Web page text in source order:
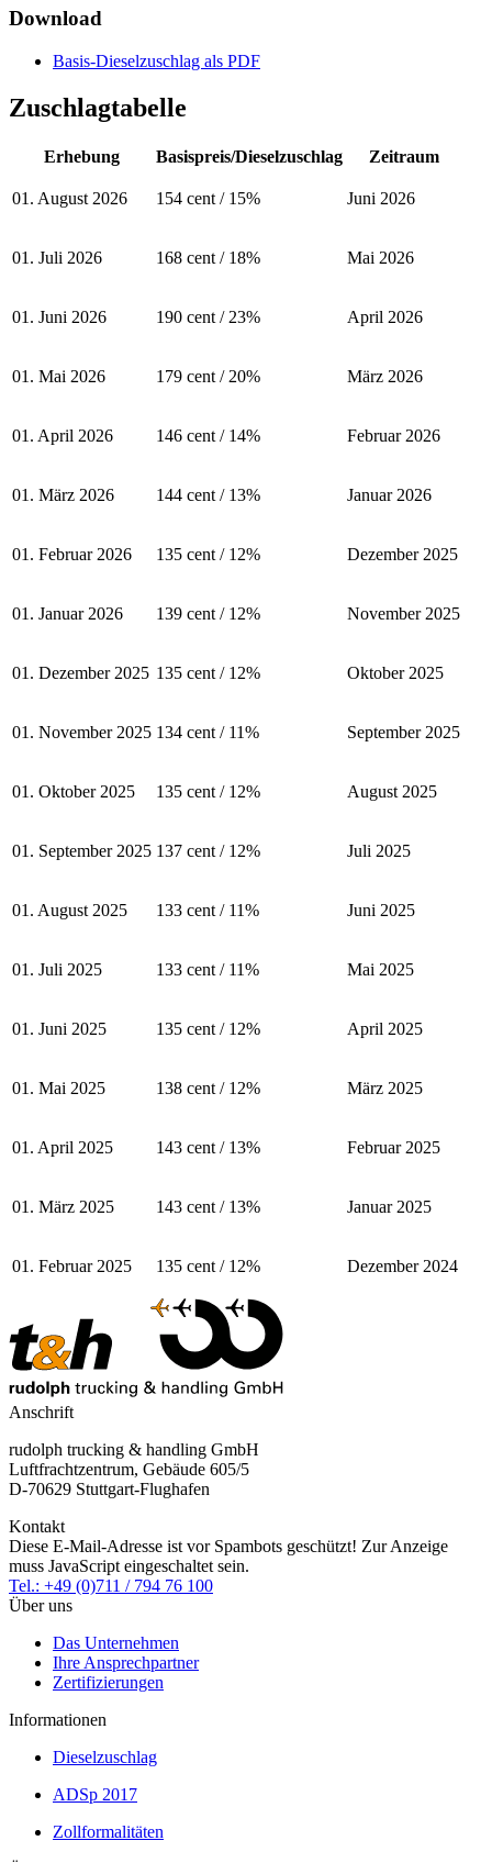
Download
Basis-Dieselzuschlag als PDF
Zuschlagtabelle
Erhebung Basispreis/Dieselzuschlag Zeitraum
01. August 2026 154 cent / 15% Juni 2026
01. Juli 2026 168 cent / 18% Mai 2026
01. Juni 2026 190 cent / 23% April 2026
01. Mai 2026 179 cent / 20% März 2026
01. April 2026 146 cent / 14% Februar 2026
01. März 2026 144 cent / 13% Januar 2026
01. Februar 2026 135 cent / 12% Dezember 2025
01. Januar 2026 139 cent / 12% November 2025
01. Dezember 2025 135 cent / 12% Oktober 2025
01. November 2025 134 cent / 11% September 2025
01. Oktober 2025 135 cent / 12% August 2025
01. September 2025 137 cent / 12% Juli 2025
01. August 2025 133 cent / 11% Juni 2025
01. Juli 2025 133 cent / 11% Mai 2025
01. Juni 2025 135 cent / 12% April 2025
01. Mai 2025 138 cent / 12% März 2025
01. April 2025 143 cent / 13% Februar 2025
01. März 2025 143 cent / 13% Januar 2025
01. Februar 2025 135 cent / 12% Dezember 2024
Anschrift
rudolph trucking & handling GmbH
Luftfrachtzentrum, Gebäude 605/5
D-70629 Stuttgart-Flughafen
Kontakt
Diese E-Mail-Adresse ist vor Spambots geschützt! Zur Anzeige
muss JavaScript eingeschaltet sein.
Tel.: +49 (0)711 / 794 76 100
Über uns
Das Unternehmen
Ihre Ansprechpartner
Zertifizierungen
Informationen
Dieselzuschlag
ADSp 2017
Zollformalitäten